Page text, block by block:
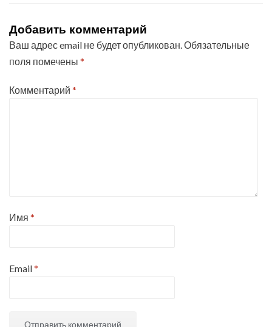
Добавить комментарий
Ваш адрес email не будет опубликован.Обязательные
поля помечены *
Комментарий *
Имя *
Email*